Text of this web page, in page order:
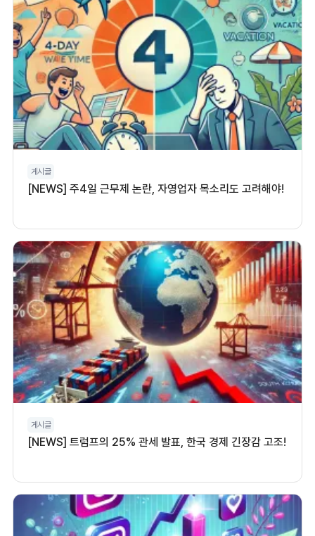
게시글
[NEWS] 주4일 근무제 논란, 자영업자 목소리도 고려해야!
게시글
[NEWS] 트럼프의 25% 관세 발표, 한국 경제 긴장감 고조!